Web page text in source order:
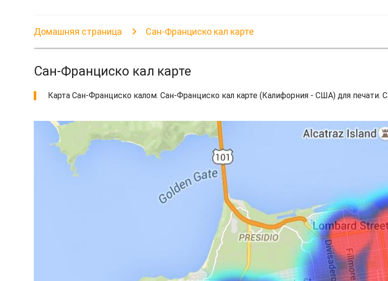
Домашняя страница Сан-Франциско кал карте
Сан-Франциско кал карте
Карта Сан-Франциско калом. Сан-Франциско кал карте (Калифорния - США) для печати.